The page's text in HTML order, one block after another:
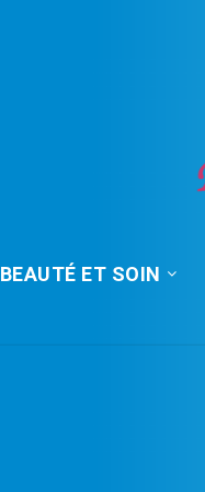
BEAUTÉ ET SOIN